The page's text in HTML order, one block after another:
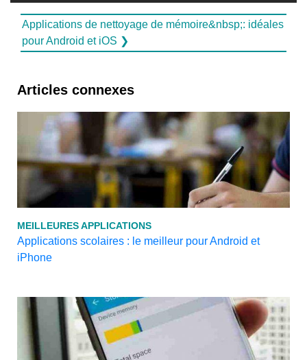
Applications de nettoyage de mémoire&nbsp;: idéales
pour Android et iOS ❯
Articles connexes
MEILLEURES APPLICATIONS
Applications scolaires : le meilleur pour Android et
iPhone